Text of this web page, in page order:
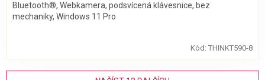
Bluetooth®, Webkamera, podsvícená klávesnice, bez
mechaniky, Windows 11 Pro
Kód: THINKT590-8